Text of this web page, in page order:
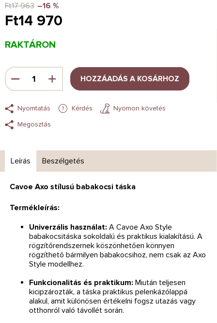
Ft17 963 –16 %
Ft14 970
Egységár:
RAKTÁRON
HOZZÁADÁS A KOSÁRHOZ
Nyomtatás Kérdés
Nyomon követés
Megosztás
Leírás Beszélgetés
Cavoe Axo stílusú babakocsi táska
Termékleírás:
Univerzális használat: A Cavoe Axo Style
babakocsitáska sokoldalú és praktikus kialakítású. A
rögzítőrendszernek köszönhetően könnyen
rögzíthető bármilyen babakocsihoz, nem csak az Axo
Style modellhez.
Funkcionalitás és praktikum: Miután teljesen
kicipzározták, a táska praktikus pelenkázólappá
alakul, amit különösen értékelni fogsz utazás vagy
otthonról való távollét során.